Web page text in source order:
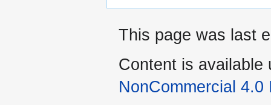
This page was last
Content is available
NonCommercial 4.0